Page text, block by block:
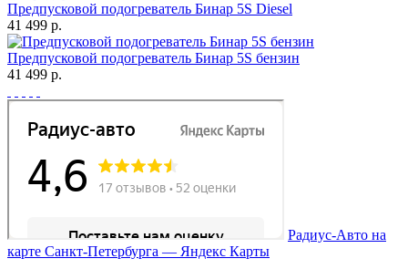
Предпусковой подогреватель Бинар 5S Diesel
41 499 р.
Предпусковой подогреватель Бинар 5S бензин
41 499 р.
Радиус-Авто на
карте Санкт‑Петербурга — Яндекс Карты